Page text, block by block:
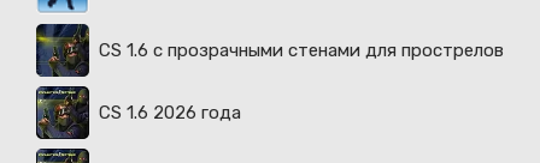
CS 1.6 с прозрачными стенами для прострелов
CS 1.6 2026 года